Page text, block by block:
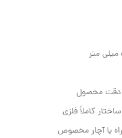
دقت محصول
کاملاً فلزی
با آچار مخصوص